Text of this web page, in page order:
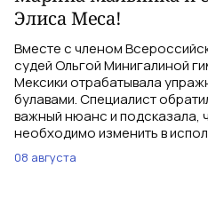
Элиса Меса!
Вместе с членом
судей Ольгой Минигалиной
Мексики отрабатывала
булавами. Специалист
важный нюанс и подсказала,
необходимо изменить в
08 августа